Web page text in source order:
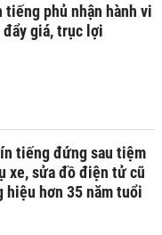
tiếng phủ nhận hành vi
đẩy giá, trục lợi
tiếng đứng sau tiệm
xe, sửa đồ điện tử cũ
hiệu hơn 35 năm tuổi